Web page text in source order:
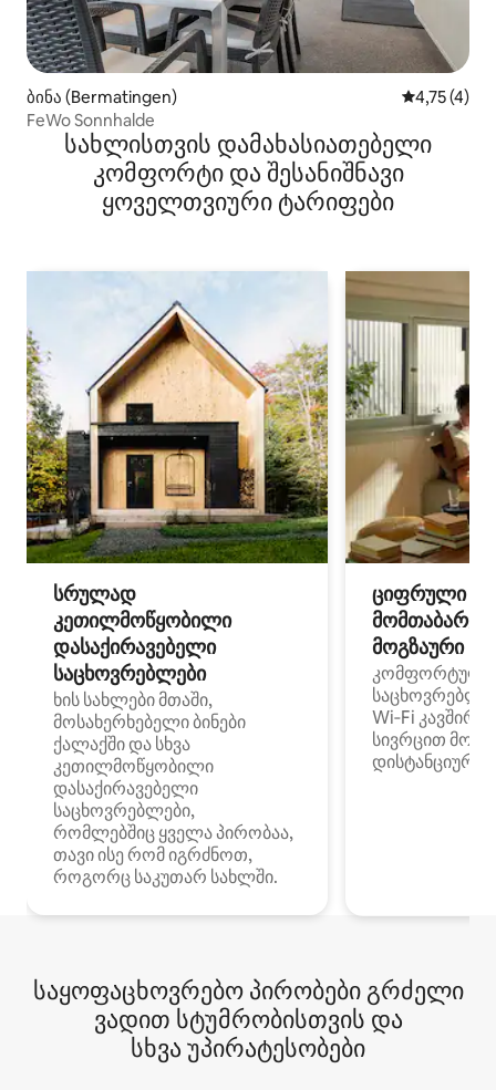
ბინა (Bermatingen) საშუალო
4,75 (4)
FeWo Sonnhalde
სახლისთვის დამახასიათებელი
კომფორტი და შესანიშნავი
ყოველთვიური ტარიფები
სრულად
კეთილმოწყობილი
დასაქირავებელი
საცხოვრებლები
ხის სახლები მთაში,
მოსახერხებელი ბინები
ქალაქში და სხვა
კეთილმოწყობილი
დასაქირავებელი
საცხოვრებლები,
რომლებშიც ყველა პირობაა,
თავი ისე რომ იგრძნოთ,
როგორც საკუთარ სახლში.
ციფრული
მოგზაური
კომფორტული
Wi‑Fi
სივრცით
დისტანციური
საყოფაცხოვრებო პირობები გრძელი
ვადით სტუმრობისთვის და
სხვა უპირატესობები